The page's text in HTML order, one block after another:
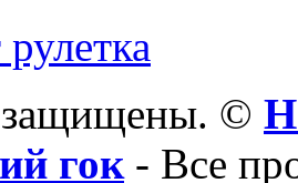
рулетка
защищены. ©
гок- Все